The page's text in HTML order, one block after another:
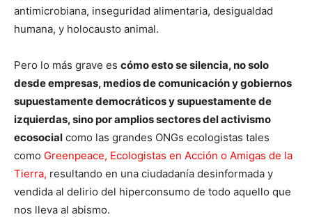
antimicrobiana, inseguridad alimentaria, desigualdad
humana, y holocausto animal.
Pero lo más grave es cómo esto se silencia, no solo
desde empresas, medios de comunicación y gobiernos
supuestamente democráticos y supuestamente de
izquierdas, sino por amplios sectores del activismo
ecosocial como las grandes ONGs ecologistas tales
como Greenpeace, Ecologistas en Acción o Amigas de la
Tierra, resultando en una ciudadanía desinformada y
vendida al delirio del hiperconsumo de todo aquello que
nos lleva al abismo.